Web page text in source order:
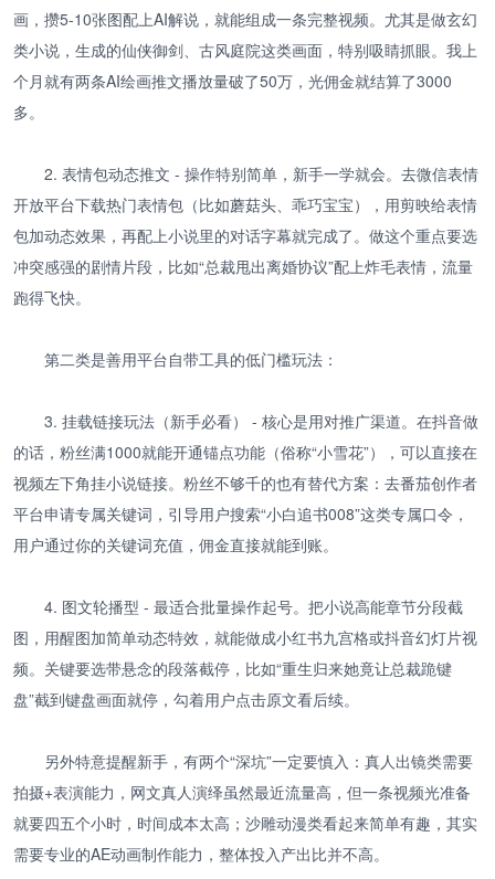
画，攒5-10张图配上AI解说，就能组成一条完整视频。尤其是做玄幻
类小说，生成的仙侠御剑、古风庭院这类画面，特别吸睛抓眼。我上
个月就有两条AI绘画推文播放量破了50万，光佣金就结算了3000
多。
2. 表情包动态推文 - 操作特别简单，新手一学就会。去微信表情
开放平台下载热门表情包（比如蘑菇头、乖巧宝宝），用剪映给表情
包加动态效果，再配上小说里的对话字幕就完成了。做这个重点要选
冲突感强的剧情片段，比如“总裁甩出离婚协议”配上炸毛表情，流量
跑得飞快。
第二类是善用平台自带工具的低门槛玩法：
3. 挂载链接玩法（新手必看） - 核心是用对推广渠道。在抖音做
的话，粉丝满1000就能开通锚点功能（俗称“小雪花”），可以直接在
视频左下角挂小说链接。粉丝不够千的也有替代方案：去番茄创作者
平台申请专属关键词，引导用户搜索“小白追书008”这类专属口令，
用户通过你的关键词充值，佣金直接就能到账。
4. 图文轮播型 - 最适合批量操作起号。把小说高能章节分段截
图，用醒图加简单动态特效，就能做成小红书九宫格或抖音幻灯片视
频。关键要选带悬念的段落截停，比如“重生归来她竟让总裁跪键
盘”截到键盘画面就停，勾着用户点击原文看后续。
另外特意提醒新手，有两个“深坑”一定要慎入：真人出镜类需要
拍摄+表演能力，网文真人演绎虽然最近流量高，但一条视频光准备
就要四五个小时，时间成本太高；沙雕动漫类看起来简单有趣，其实
需要专业的AE动画制作能力，整体投入产出比并不高。